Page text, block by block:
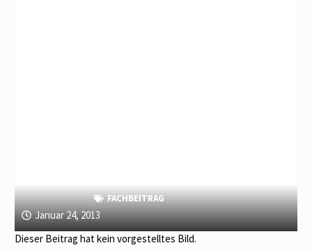
FACHBEITRAG
Januar 24, 2013
Dieser Beitrag hat kein vorgestelltes Bild.